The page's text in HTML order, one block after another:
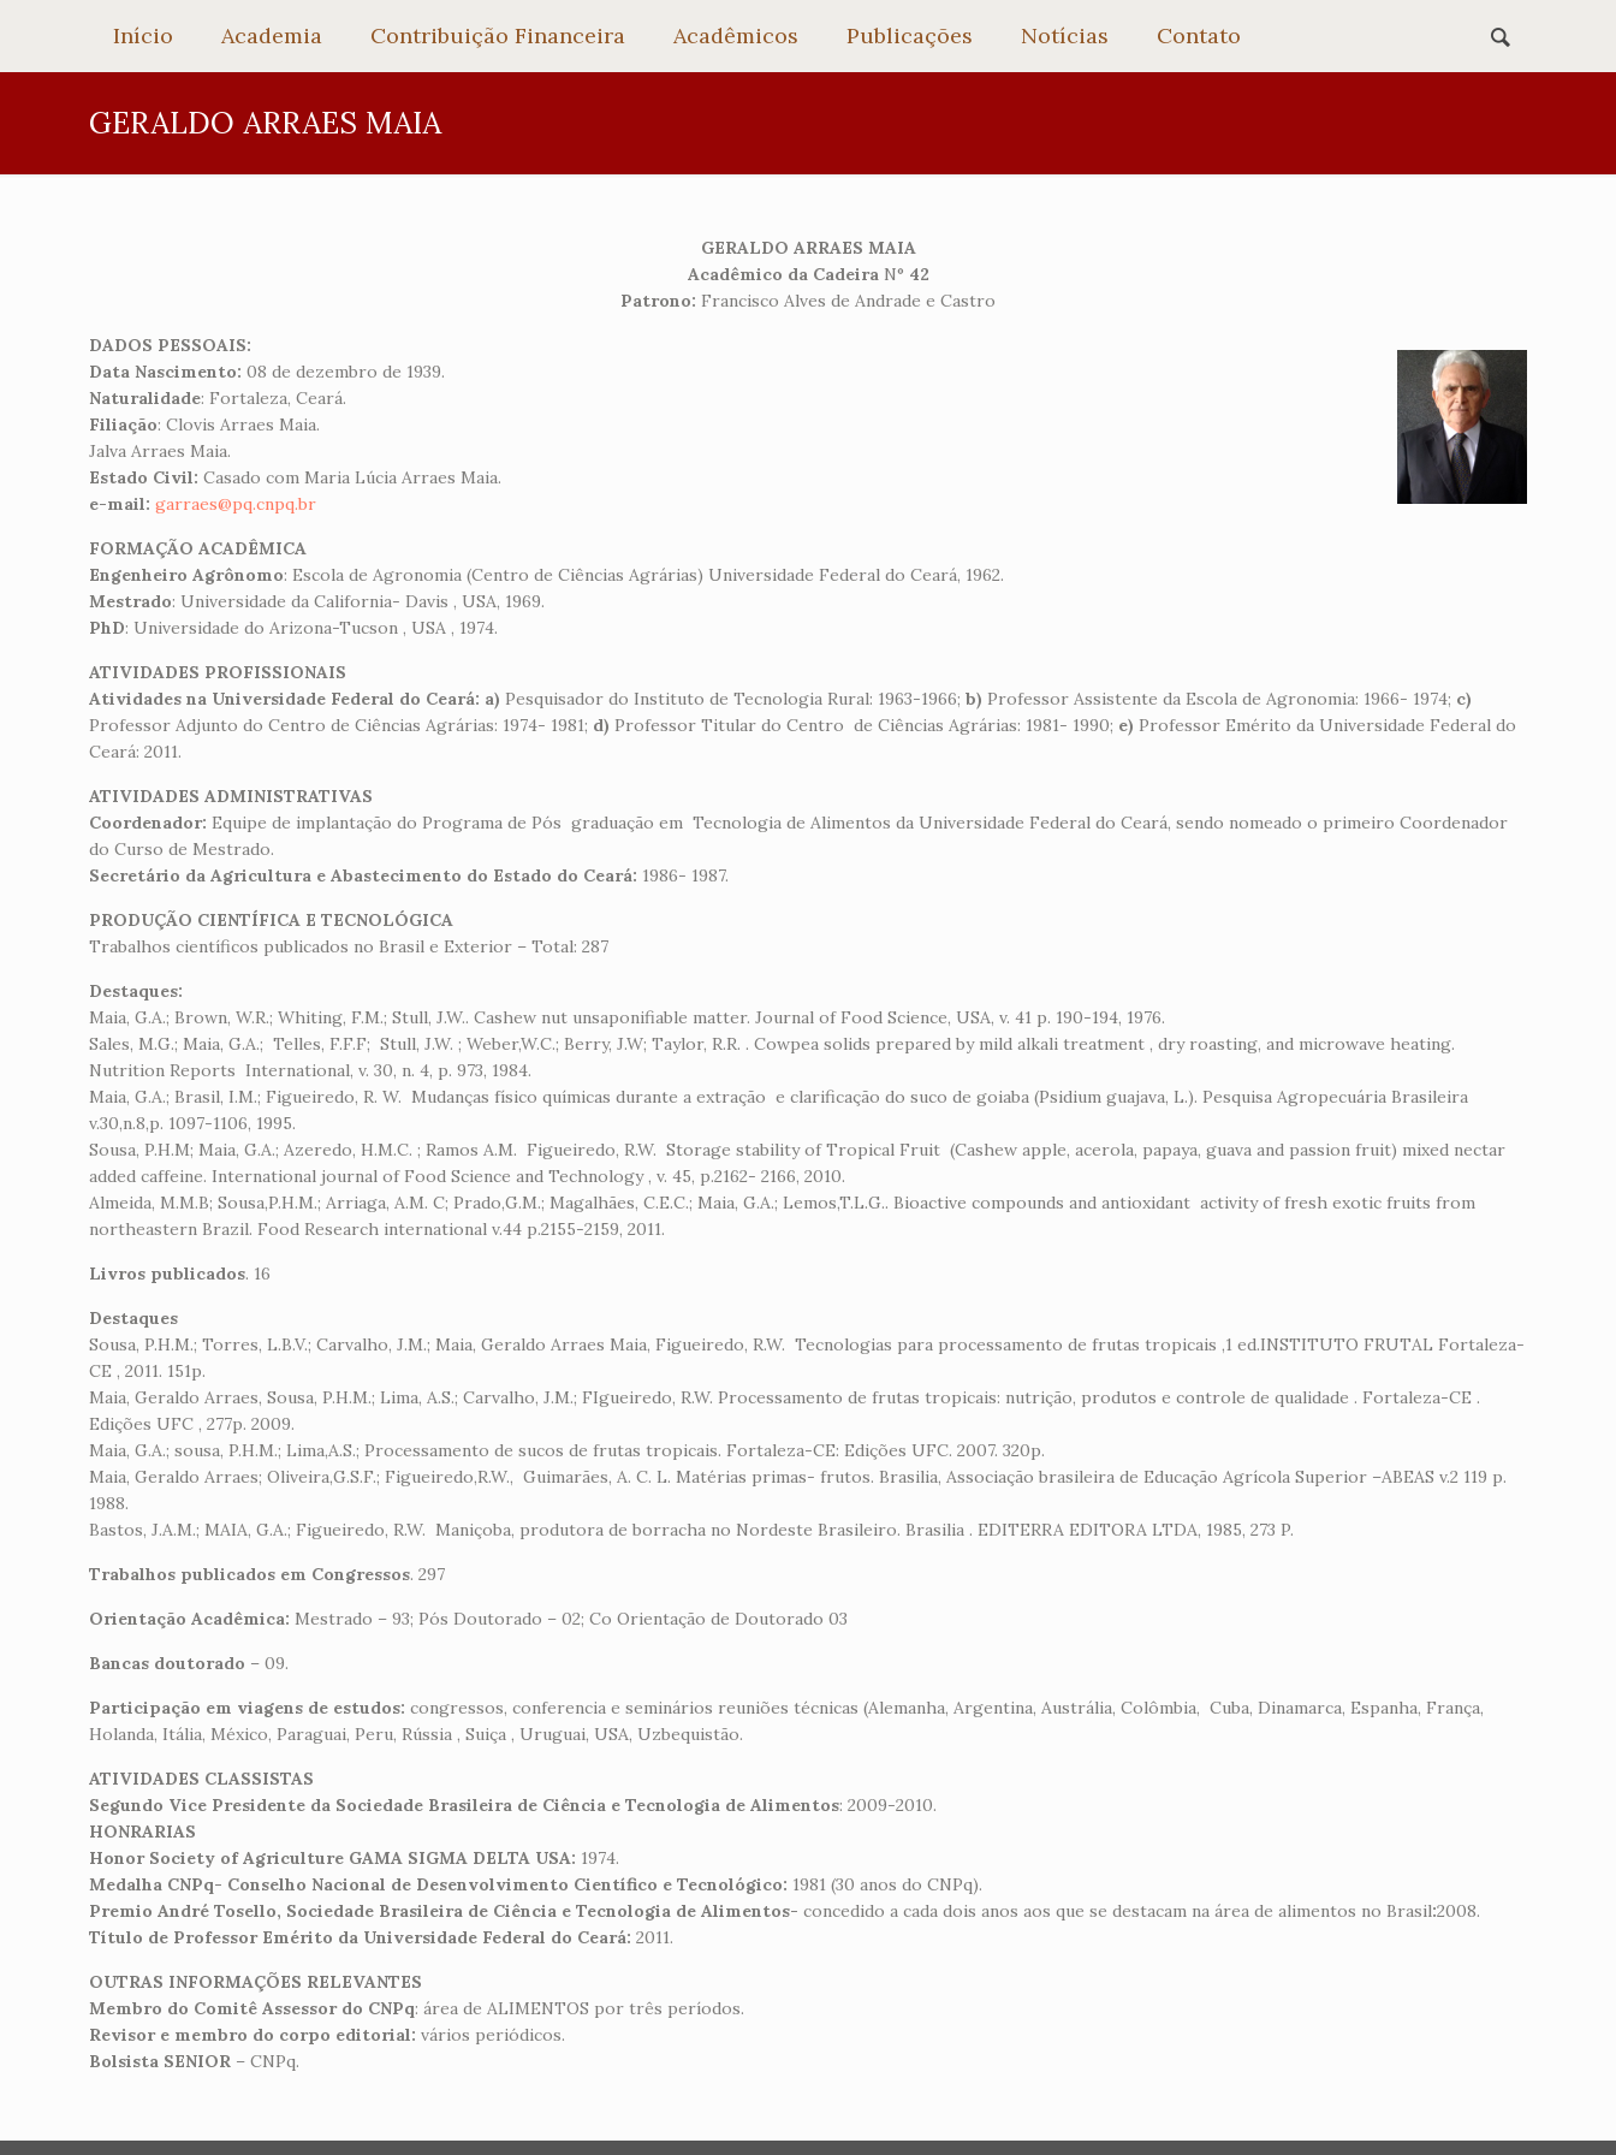
Início Academia Contribuição Financeira Acadêmicos Publicações Notícias Contato
GERALDO ARRAES MAIA
GERALDO ARRAES MAIA
Acadêmico da CadeiraN° 42
Patrono: Francisco Alves de Andrade e Castro
DADOS PESSOAIS:
Data Nascimento:08 de dezembro de 1939.
Naturalidade: Fortaleza, Ceará.
Filiação: Clovis Arraes Maia.
Jalva Arraes Maia.
Estado Civil:Casado com Maria Lúcia Arraes Maia.
e-mail:garraes@pq.cnpq.br
FORMAÇÃO ACADÊMICA
Engenheiro Agrônomo: Escola de Agronomia (Centro de Ciências Agrárias) Universidade Federal do Ceará, 1962.
Mestrado: Universidade da California- Davis , USA, 1969.
PhD: Universidade do Arizona-Tucson , USA , 1974.
ATIVIDADES PROFISSIONAIS
Atividades na Universidade Federal do Ceará: a) Pesquisador do Instituto de Tecnologia Rural: 1963-1966;b) Professor Assistente da Escola de Agronomia: 1966- 1974; c)
Professor Adjunto do Centro de Ciências Agrárias: 1974- 1981; d) Professor Titular do Centro de Ciências Agrárias: 1981- 1990; e) Professor Emérito da Universidade Federal do
Ceará: 2011.
ATIVIDADES ADMINISTRATIVAS
Coordenador: Equipe de implantação do Programa de Pós graduação em Tecnologia de Alimentos da Universidade Federal do Ceará, sendo nomeado o primeiro Coordenador
do Curso de Mestrado.
Secretário da Agricultura e Abastecimento do Estado do Ceará: 1986- 1987.
PRODUÇÃO CIENTÍFICA E TECNOLÓGICA
Trabalhos científicos publicados no Brasil e Exterior – Total: 287
Destaques:
Maia, G.A.; Brown, W.R.; Whiting, F.M.; Stull, J.W.. Cashew nut unsaponifiable matter. Journal of Food Science, USA, v. 41 p. 190-194, 1976.
Sales, M.G.; Maia, G.A.; Telles, F.F.F; Stull, J.W. ; Weber,W.C.; Berry, J.W; Taylor, R.R. . Cowpea solids prepared by mild alkali treatment , dry roasting, and microwave heating.
Nutrition Reports International, v. 30, n. 4, p. 973, 1984.
Maia, G.A.; Brasil, I.M.; Figueiredo, R. W. Mudanças físico químicas durante a extração e clarificação do suco de goiaba (Psidium guajava, L.). Pesquisa Agropecuária Brasileira
v.30,n.8,p. 1097-1106, 1995.
Sousa, P.H.M; Maia, G.A.; Azeredo, H.M.C. ; Ramos A.M. Figueiredo, R.W. Storage stability of Tropical Fruit (Cashew apple, acerola, papaya, guava and passion fruit) mixed nectar
added caffeine. International journal of Food Science and Technology , v. 45, p.2162- 2166, 2010.
Almeida, M.M.B; Sousa,P.H.M.; Arriaga, A.M. C; Prado,G.M.; Magalhães, C.E.C.; Maia, G.A.; Lemos,T.L.G.. Bioactive compounds and antioxidant activity of fresh exotic fruits from
northeastern Brazil. Food Research international v.44 p.2155-2159, 2011.
Livros publicados. 16
Destaques
Sousa, P.H.M.; Torres, L.B.V.; Carvalho, J.M.; Maia, Geraldo Arraes Maia, Figueiredo, R.W. Tecnologias para processamento de frutas tropicais ,1 ed.INSTITUTO FRUTAL Fortaleza-
CE , 2011. 151p.
Maia, Geraldo Arraes, Sousa, P.H.M.; Lima, A.S.; Carvalho, J.M.; FIgueiredo, R.W. Processamento de frutas tropicais: nutrição, produtos e controle de qualidade . Fortaleza-CE .
Edições UFC , 277p. 2009.
Maia, G.A.; sousa, P.H.M.; Lima,A.S.; Processamento de sucos de frutas tropicais. Fortaleza-CE: Edições UFC. 2007. 320p.
Maia, Geraldo Arraes; Oliveira,G.S.F.; Figueiredo,R.W., Guimarães, A. C. L. Matérias primas- frutos. Brasilia, Associação brasileira de Educação Agrícola Superior –ABEAS v.2 119 p.
1988.
Bastos, J.A.M.; MAIA, G.A.; Figueiredo, R.W. Maniçoba, produtora de borracha no Nordeste Brasileiro. Brasilia . EDITERRA EDITORA LTDA, 1985, 273 P.
Trabalhos publicados em Congressos. 297
Orientação Acadêmica:Mestrado – 93; Pós Doutorado – 02; Co Orientação de Doutorado 03
Bancas doutorado – 09.
Participação em viagens de estudos: congressos, conferencia e seminários reuniões técnicas (Alemanha, Argentina, Austrália, Colômbia, Cuba, Dinamarca, Espanha, França,
Holanda, Itália, México, Paraguai, Peru, Rússia , Suiça , Uruguai, USA, Uzbequistão.
ATIVIDADES CLASSISTAS
Segundo Vice Presidente da Sociedade Brasileira de Ciência e Tecnologia de Alimentos: 2009-2010.
HONRARIAS
Honor Society of Agriculture GAMA SIGMA DELTA USA: 1974.
Medalha CNPq- Conselho Nacional de Desenvolvimento Científico e Tecnológico: 1981 (30 anos do CNPq).
Premio André Tosello, Sociedade Brasileira de Ciência e Tecnologia de Alimentos-concedido a cada dois anos aos que se destacam na área de alimentos no Brasil:2008.
Título de Professor Emérito da Universidade Federal do Ceará: 2011.
OUTRAS INFORMAÇÕES RELEVANTES
Membro do Comitê Assessor do CNPq: área de ALIMENTOS por três períodos.
Revisor e membro do corpo editorial: vários periódicos.
Bolsista SENIOR – CNPq.